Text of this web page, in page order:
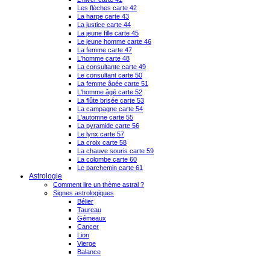
Les flèches carte 42
La harpe carte 43
La justice carte 44
La jeune fille carte 45
Le jeune homme carte 46
La femme carte 47
L'homme carte 48
La consultante carte 49
Le consultant carte 50
La femme âgée carte 51
L'homme âgé carte 52
La flûte brisée carte 53
La campagne carte 54
L'automne carte 55
La pyramide carte 56
Le lynx carte 57
La croix carte 58
La chauve souris carte 59
La colombe carte 60
Le parchemin carte 61
Astrologie
Comment lire un thème astral ?
Signes astrologiques
Bélier
Taureau
Gémeaux
Cancer
Lion
Vierge
Balance